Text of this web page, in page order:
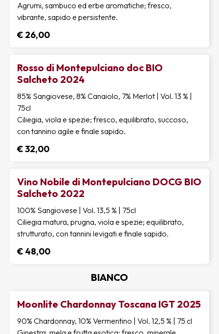
Agrumi, sambuco ed erbe aromatiche; fresco,
vibrante, sapido e persistente.
€ 26,00
Rosso di Montepulciano doc BIO
Salcheto 2024
85% Sangiovese, 8% Canaiolo, 7% Merlot | Vol. 13 % |
75cl
Ciliegia, viola e spezie; fresco, equilibrato, succoso,
con tannino agile e finale sapido.
€ 32,00
Vino Nobile di Montepulciano DOCG BIO
Salcheto 2022
100% Sangiovese | Vol. 13,5 % | 75cl
Ciliegia matura, prugna, viola e spezie; equilibrato,
strutturato, con tannini levigati e finale sapido.
€ 48,00
BIANCO
Moonlite Chardonnay Toscana IGT 2025
90% Chardonnay, 10% Vermentino | Vol. 12,5 % | 75 cl